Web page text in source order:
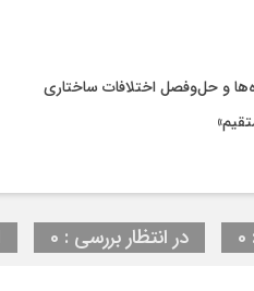
و حل‌وفصل اختلافات ساختاری
در انتظار بررسی : 0